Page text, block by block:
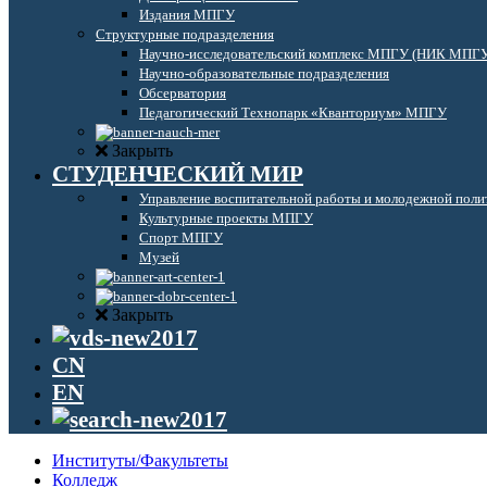
Издания МПГУ
Структурные подразделения
Научно-исследовательский комплекс МПГУ (НИК
Научно-образовательные подразделения
Обсерватория
Педагогический Технопарк «Кванториум» МПГУ
Закрыть
СТУДЕНЧЕСКИЙ МИР
Управление воспитательной работы и молодежной
Культурные проекты МПГУ
Спорт МПГУ
Музей
Закрыть
CN
EN
Институты/Факультеты
Колледж